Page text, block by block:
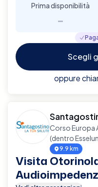
Prima disponibilità
-
Scegli
oppure
Corso Europa
(dentro
9.9 km
Visita